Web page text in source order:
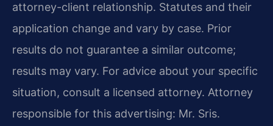
attorney-client relationship. Statutes and their
application change and vary by case. Prior
results do not guarantee a similar outcome;
results may vary. For advice about your specific
situation, consult a licensed attorney. Attorney
responsible for this advertising: Mr. Sris.